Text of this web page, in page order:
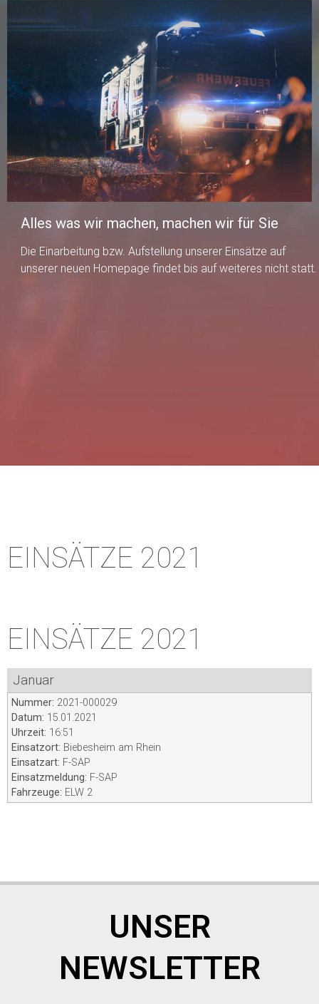
Alles was wir machen, machen wir für Sie
Die Einarbeitung bzw. Aufstellung unserer Einsätze auf
unserer neuen Homepage findet bis auf weiteres nicht statt.
EINSÄTZE 2021
EINSÄTZE 2021
Januar
Nummer: 2021-000029
Datum: 15.01.2021
Uhrzeit: 16:51
Einsatzort: Biebesheim am Rhein
Einsatzart: F-SAP
Einsatzmeldung: F-SAP
Fahrzeuge: ELW 2
UNSER
NEWSLETTER